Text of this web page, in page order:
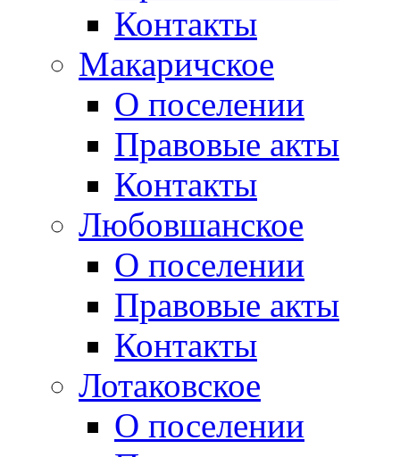
Контакты
Макаричское
О поселении
Правовые акты
Контакты
Любовшанское
О поселении
Правовые акты
Контакты
Лотаковское
О поселении